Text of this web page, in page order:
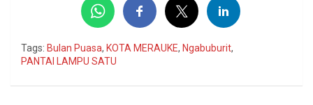
Tags: Bulan Puasa, KOTA MERAUKE, Ngabuburit,
PANTAI LAMPU SATU